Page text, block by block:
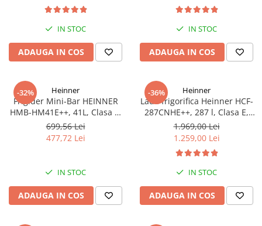
Automatizare trifazata ATS12-
3P
IN STOC
ADAUGA IN COS
IN STOC
ADAUGA IN COS
-32% Heinner
Frigider Mini-Bar HEINNER
HMB-HM41E++, 41L, Clasa E,
Alb, Răcire Statică
699,56 Lei
477,72 Lei
IN STOC
ADAUGA IN COS
-36% Heinner
Lada frigorifica Heinner HCF-
287CNHE++, 287 l, Clasa E,
Compresor inverter, Iluminare
LED, Functionalitate frigider,
Alb
1.969,00 Lei
1.259,00 Lei
IN STOC
ADAUGA IN COS